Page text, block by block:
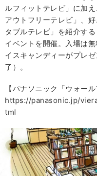
ルフィットテレビ」に加
アウトフリーテレビ」、
タブルテレビ」を紹介す
イベントを開催。入場は
イスキャンディーがプレ
了）。
【パナソニック「ウォー
https://panasonic.jp/
tml